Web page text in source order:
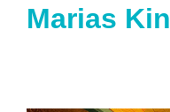
Marias